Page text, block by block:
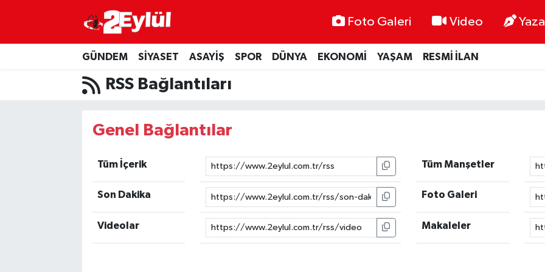
Foto Galeri Video
GÜNDEM SİYASET ASAYİŞ SPOR DÜNYA EKONOMİ YAŞAM RESMİ İLAN
RSS Bağlantıları
Genel Bağlantılar
Tüm İçerik Tüm Manşetler
Son Dakika Foto Galeri
Videolar Makaleler
ASAYİŞ
Nöbetçi Eczaneler
Hava Durumu
Trafik Durumu
Puan Durumu ve Fikstür
Tüm Manşetler
Son Dakika Haberleri